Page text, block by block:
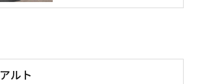
アルト